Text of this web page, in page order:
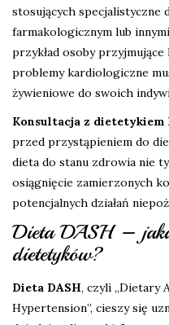
stosujących specjalistyczne
farmakologicznym lub
przykład osoby przyjmujące
problemy kardiologiczne
żywieniowe do swoich
Konsultacja z dietetykiem
przed przystąpieniem do
dieta do stanu zdrowia nie
osiągnięcie zamierzonych
potencjalnych działań
Dieta DASH –
dietetyków?
Dieta DASH, czyli „Dietary
Hypertension”, cieszy się